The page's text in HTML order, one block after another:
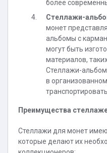
более
Стеллажи-
монет
альбомы с
могут быть
материалов,
Стеллажи-
в
Преимущества
Стеллажи для монет
которые делают их